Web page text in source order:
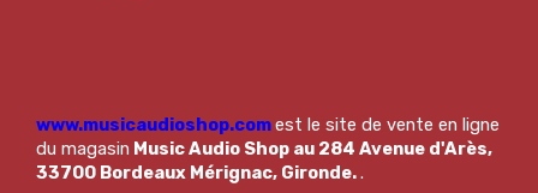
www.musicaudioshop.comest le site de vente en ligne
du magasin Music Audio Shop au 284 Avenue d'Arès,
33700 Bordeaux Mérignac, Gironde..